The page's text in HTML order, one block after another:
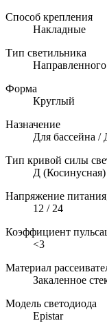
Способ крепления
Накладные
Тип светильника
Направленного
Форма
Круглый
Назначение
Для бассейна /
Тип кривой силы
Д
Напряжение
12 / 24
Коэффициент
<3
Материал
Закаленное
Модель светодиода
Epistar